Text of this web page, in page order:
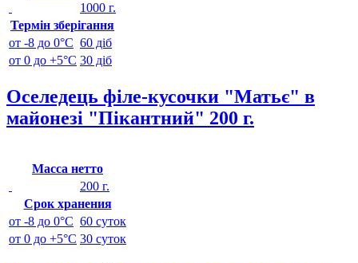
1000 г.
Термін зберігання
от -8 до 0°C 60 діб
от 0 до +5°C 30 діб
Оселедець філе-кусочки "Матьє" в
майонезі "Пікантний" 200 г.
Масса нетто
200 г.
Срок хранения
от -8 до 0°C 60 суток
от 0 до +5°C 30 суток